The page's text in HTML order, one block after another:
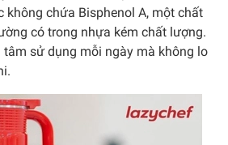
không chứa Bisphenol A, một chất
có trong nhựa kém chất lượng.
tâm sử dụng mỗi ngày mà không lo